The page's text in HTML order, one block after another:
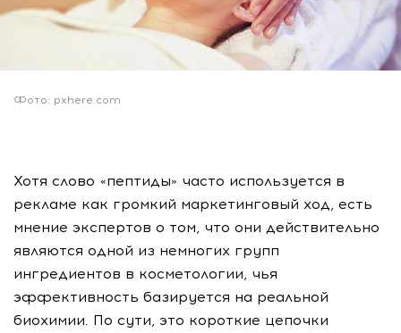
Фото: pxhere.com
Хотя слово «пептиды» часто используется в
рекламе как громкий маркетинговый ход, есть
мнение экспертов о том, что они действительно
являются одной из немногих групп
ингредиентов в косметологии, чья
эффективность базируется на реальной
биохимии. По сути, это короткие цепочки